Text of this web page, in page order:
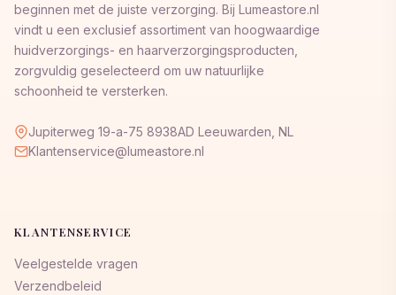
beginnen met de juiste verzorging. Bij Lumeastore.nl
vindt u een exclusief assortiment van hoogwaardige
huidverzorgings- en haarverzorgingsproducten,
zorgvuldig geselecteerd om uw natuurlijke
schoonheid te versterken.
Jupiterweg 19-a-75 8938AD Leeuwarden, NL
Klantenservice@lumeastore.nl
KLANTENSERVICE
Veelgestelde vragen
Verzendbeleid